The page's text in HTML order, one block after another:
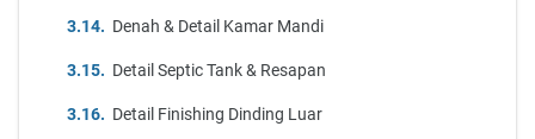
Denah & Detail Kamar Mandi
Detail Septic Tank & Resapan
Detail Finishing Dinding Luar